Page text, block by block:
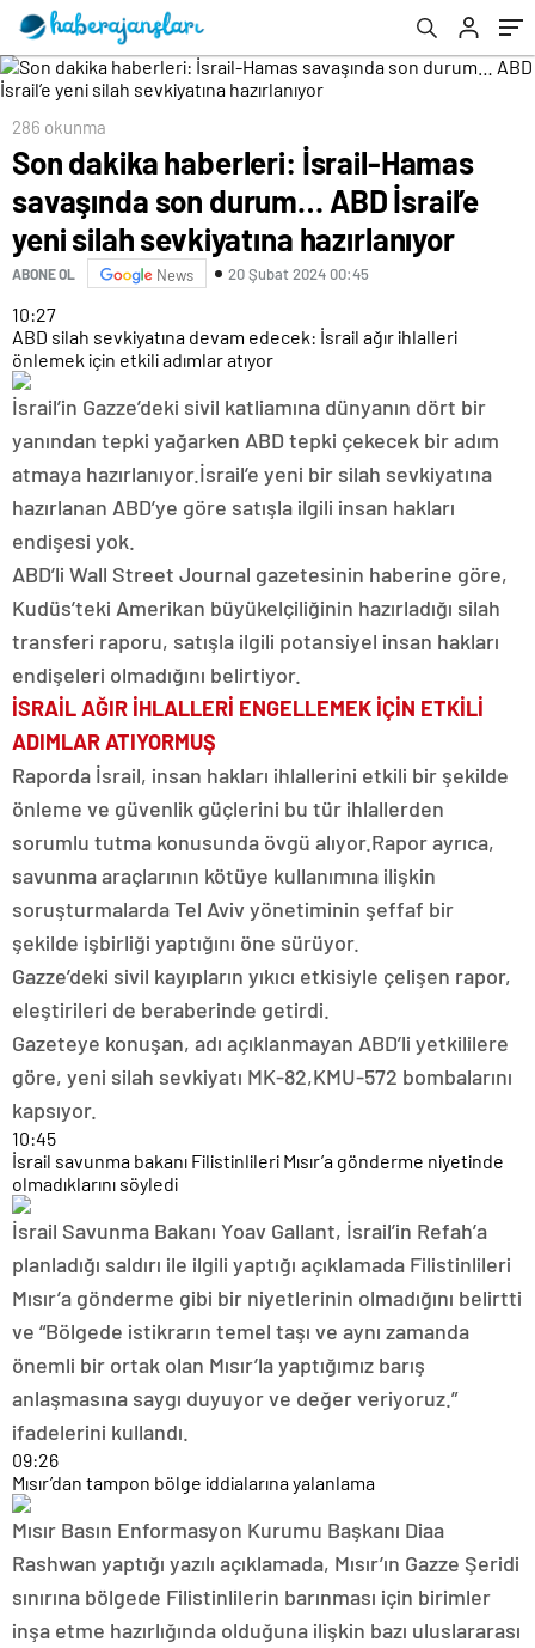
sevkiyatına hazırlanıyor
286 okunma
Son dakika haberleri: İsrail-Hamas
savaşında son durum… ABD İsrail’e
yeni silah sevkiyatına hazırlanıyor
ABONE OL News 20 Şubat 2024 00:45
10:27
ABD silah sevkiyatına devam edecek: İsrail ağır ihlalleri
önlemek için etkili adımlar atıyor
İsrail’in Gazze’deki sivil katliamına dünyanın dört bir
yanından tepki yağarken ABD tepki çekecek bir adım
atmaya hazırlanıyor.İsrail’e yeni bir silah sevkiyatına
hazırlanan ABD’ye göre satışla ilgili insan hakları
endişesi yok.
ABD’li Wall Street Journal gazetesinin haberine göre,
Kudüs’teki Amerikan büyükelçiliğinin hazırladığı silah
transferi raporu, satışla ilgili potansiyel insan hakları
endişeleri olmadığını belirtiyor.
İSRAİL AĞIR İHLALLERİ ENGELLEMEK İÇİN ETKİLİ
ADIMLAR ATIYORMUŞ
Raporda İsrail, insan hakları ihlallerini etkili bir şekilde
önleme ve güvenlik güçlerini bu tür ihlallerden
sorumlu tutma konusunda övgü alıyor.Rapor ayrıca,
savunma araçlarının kötüye kullanımına ilişkin
soruşturmalarda Tel Aviv yönetiminin şeffaf bir
şekilde işbirliği yaptığını öne sürüyor.
Gazze’deki sivil kayıpların yıkıcı etkisiyle çelişen rapor,
eleştirileri de beraberinde getirdi.
Gazeteye konuşan, adı açıklanmayan ABD’li yetkililere
göre, yeni silah sevkiyatı MK-82,KMU-572 bombalarını
kapsıyor.
10:45
İsrail savunma bakanı Filistinlileri Mısır’a gönderme niyetinde
olmadıklarını söyledi
İsrail Savunma Bakanı Yoav Gallant, İsrail’in Refah’a
planladığı saldırı ile ilgili yaptığı açıklamada Filistinlileri
Mısır’a gönderme gibi bir niyetlerinin olmadığını belirtti
ve “Bölgede istikrarın temel taşı ve aynı zamanda
önemli bir ortak olan Mısır’la yaptığımız barış
anlaşmasına saygı duyuyor ve değer veriyoruz.”
ifadelerini kullandı.
09:26
Mısır’dan tampon bölge iddialarına yalanlama
Mısır Basın Enformasyon Kurumu Başkanı Diaa
Rashwan yaptığı yazılı açıklamada, Mısır’ın Gazze Şeridi
sınırına bölgede Filistinlilerin barınması için birimler
inşa etme hazırlığında olduğuna ilişkin bazı uluslararası